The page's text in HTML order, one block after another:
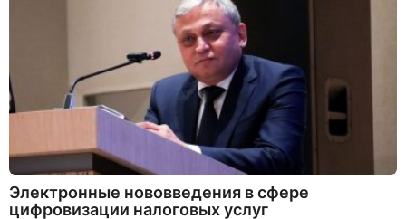
Электронные нововведения в сфере
цифровизации налоговых услуг